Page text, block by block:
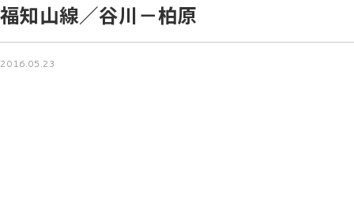
福知山線／谷川－柏原
2016.05.23